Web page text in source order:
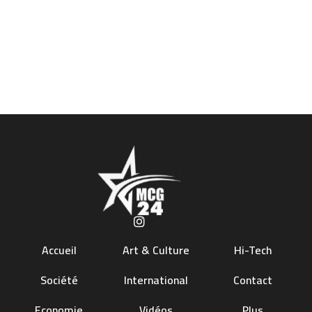
Accueil
Société
Art & Culture
International
Hi-Tech
Contact